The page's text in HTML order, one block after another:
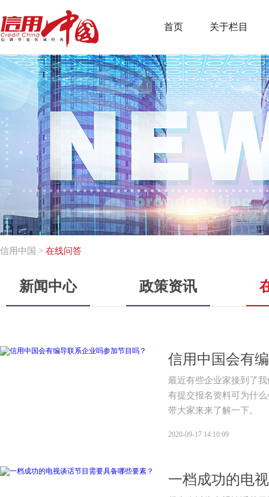
首页 关于栏目
信用中国 > 在线问答
新闻中心 政策资讯
信用中国会有
最近有些企业家接到了
有提交报名资料可为什
带大家来来了解一下。
2020-09-17 14:10:09
一档成功的电